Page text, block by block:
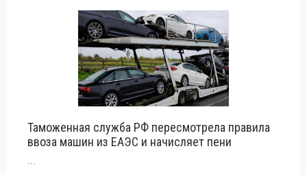
Таможенная служба РФ пересмотрела правила
ввоза машин из ЕАЭС и начисляет пени
...